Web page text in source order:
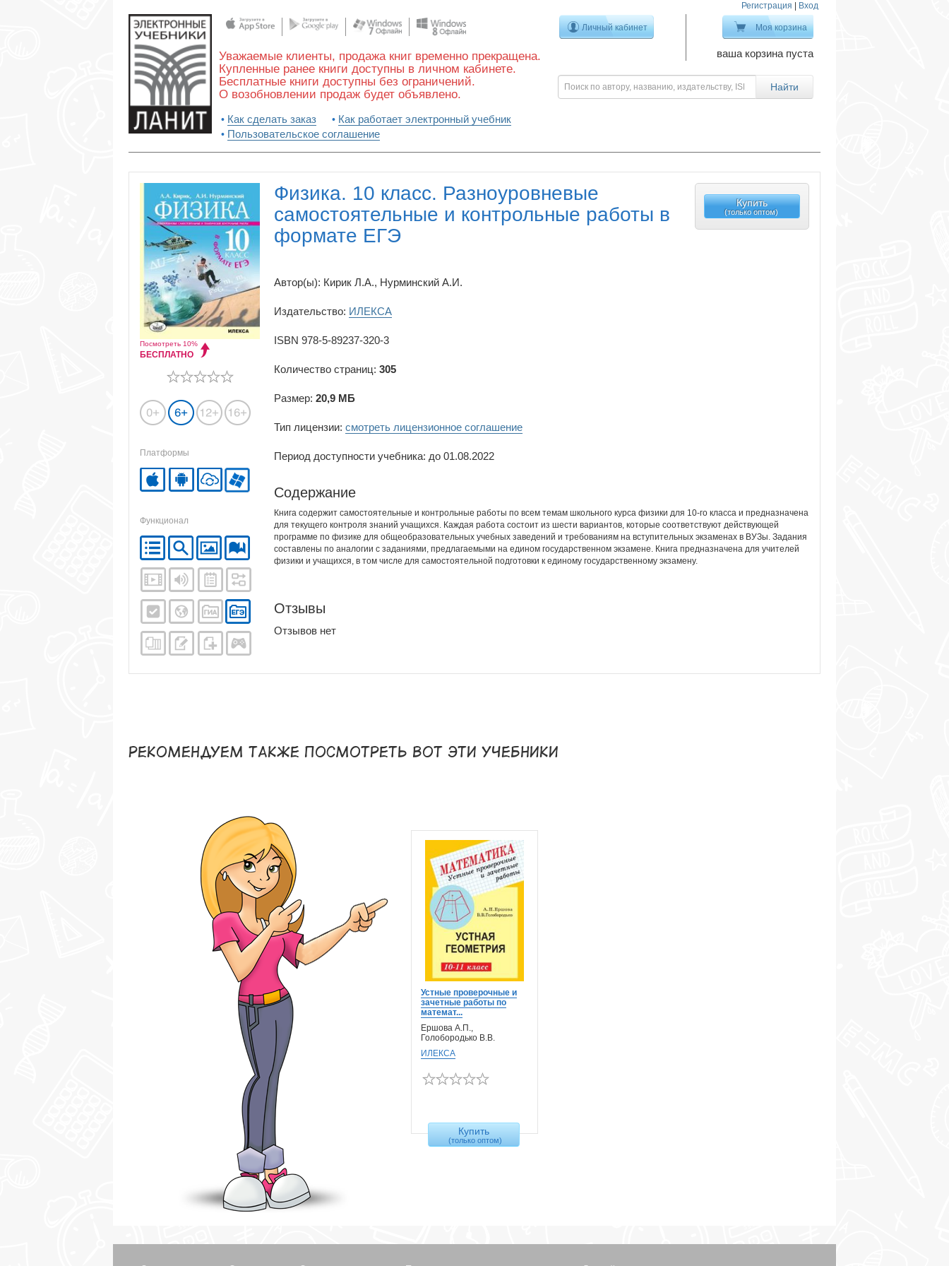
Регистрация Вход
Уважаемые клиенты, продажа книг временно прекращена.
Купленные ранее книги доступны в личном кабинете.
Бесплатные книги доступны без ограничений.
О возобновлении продаж будет объявлено.
Как сделать заказ
Как работает электронный учебник
Пользовательское соглашение
Личный кабинет Моя корзина
ваша корзина пуста
Посмотреть 10%
БЕСПЛАТНО
Платформы
Функционал
Купить
(только оптом)
Физика. 10 класс. Разноуровневые
самостоятельные и контрольные работы в
формате ЕГЭ
Автор(ы): Кирик Л.А., Нурминский А.И.
Издательство: ИЛЕКСА
ISBN 978-5-89237-320-3
Количество страниц: 305
Размер: 20,9 МБ
Тип лицензии: смотреть лицензионное соглашение
Период доступности учебника: до 01.08.2022
Содержание
Книга содержит самостоятельные и контрольные работы по всем темам школьного курса физики для 10-го класса и предназначена
для текущего контроля знаний учащихся. Каждая работа состоит из шести вариантов, которые соответствуют действующей
программе по физике для общеобразовательных учебных заведений и требованиям на вступительных экзаменах в ВУЗы. Задания
составлены по аналогии с заданиями, предлагаемыми на едином государственном экзамене. Книга предназначена для учителей
физики и учащихся, в том числе для самостоятельной подготовки к единому государственному экзамену.
Отзывы
Отзывов нет
Рекомендуем также посмотреть вот эти учебники
Устные проверочные и
зачетные работы по
математ...
Ершова А.П.,
Голобородько В.В.
ИЛЕКСА
Купить
(только оптом)